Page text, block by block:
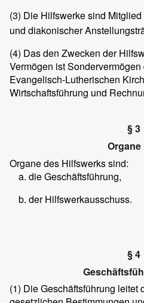
(3) Die Hilfswerke sind
und diakonischer
(4) Das den Zwecken der
Vermögen ist
Evangelisch-Lutherischen
Wirtschaftsführung und
§ 3
Organe
Organe des Hilfswerks sind:
die Geschäftsführung,
der Hilfswerkausschuss.
§ 4
(1) Die Geschäftsführung leitet